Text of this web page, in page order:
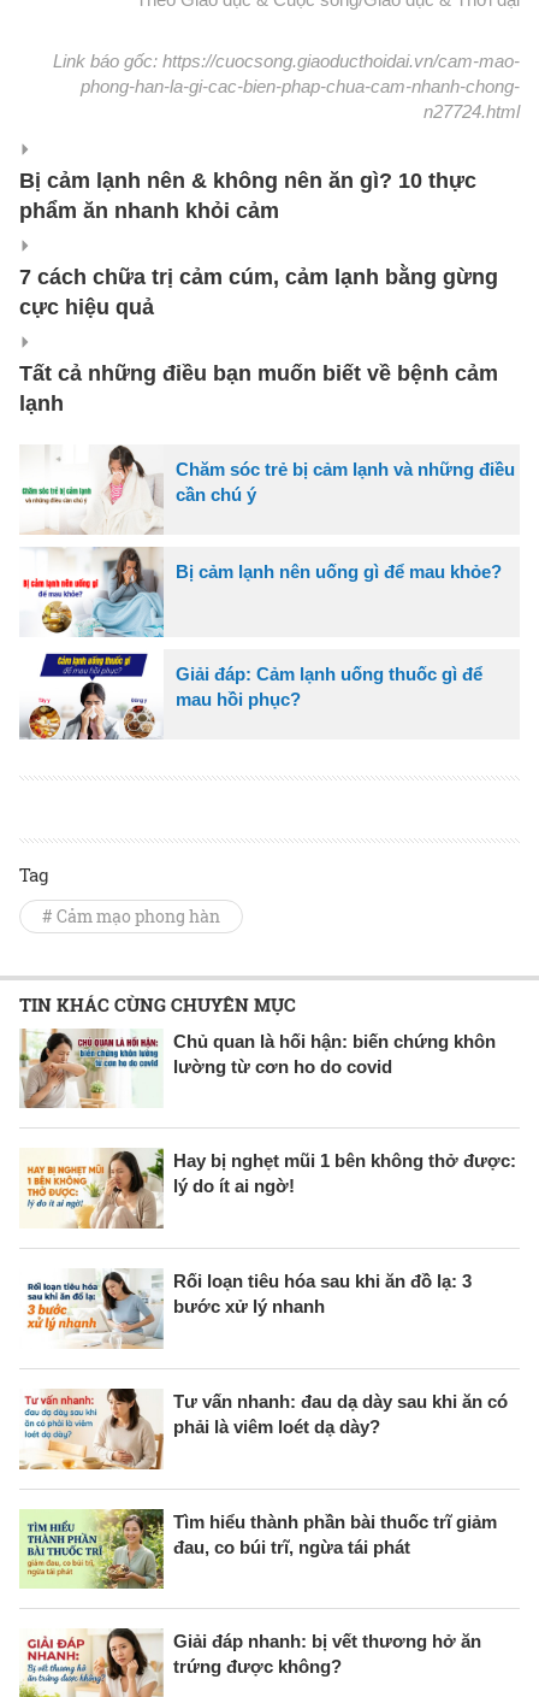
Link báo gốc: https://cuocsong.giaoducthoidai.vn/cam-mao-
phong-han-la-gi-cac-bien-phap-chua-cam-nhanh-chong-
n27724.html
Bị cảm lạnh nên & không nên ăn gì? 10 thực
phẩm ăn nhanh khỏi cảm
7 cách chữa trị cảm cúm, cảm lạnh bằng gừng
cực hiệu quả
Tất cả những điều bạn muốn biết về bệnh cảm
lạnh
Chăm sóc trẻ bị cảm lạnh và những điều
cần chú ý
Bị cảm lạnh nên uống gì để mau khỏe?
Giải đáp: Cảm lạnh uống thuốc gì để
mau hồi phục?
Tag
# Cảm mạo phong hàn
TIN KHÁC CÙNG CHUYÊN MỤC
Chủ quan là hối hận: biến chứng khôn
lường từ cơn ho do covid
Hay bị nghẹt mũi 1 bên không thở được:
lý do ít ai ngờ!
Rối loạn tiêu hóa sau khi ăn đồ lạ: 3
bước xử lý nhanh
Tư vấn nhanh: đau dạ dày sau khi ăn có
phải là viêm loét dạ dày?
Tìm hiểu thành phần bài thuốc trĩ giảm
đau, co búi trĩ, ngừa tái phát
Giải đáp nhanh: bị vết thương hở ăn
trứng được không?